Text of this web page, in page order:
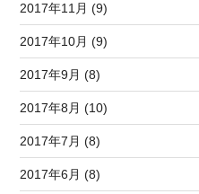
2017年11月 (9)
2017年10月 (9)
2017年9月 (8)
2017年8月 (10)
2017年7月 (8)
2017年6月 (8)